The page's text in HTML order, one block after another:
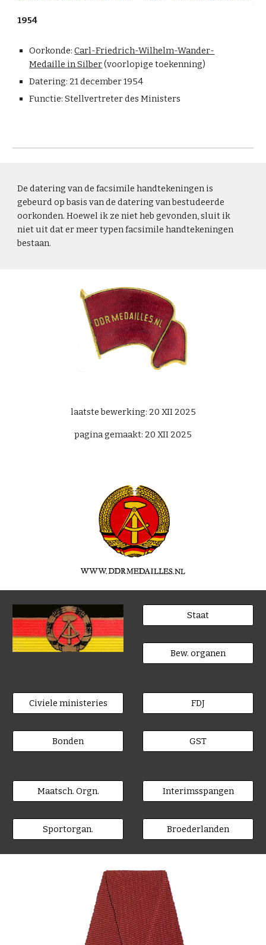
1954
Oorkonde:Carl-Friedrich-Wilhelm-Wander-
Medaille in Silber(voorlopige toekenning)
Datering: 21 december 1954
Functie: Stellvertreter des Ministers
De datering van de facsimile handtekeningen is
gebeurd op basis van de datering van bestudeerde
oorkonden. Hoewel ik ze niet heb gevonden, sluit ik
niet uit dat er meer typen facsimile handtekeningen
bestaan.
laatste bewerking: 20 XII2025
pagina gemaakt: 20 XII 2025
Staat
Bew. organen
Civiele ministeries
Bonden
FDJ
GST
Maatsch. Orgn.
Sportorgan.
Interimsspangen
Broederlanden